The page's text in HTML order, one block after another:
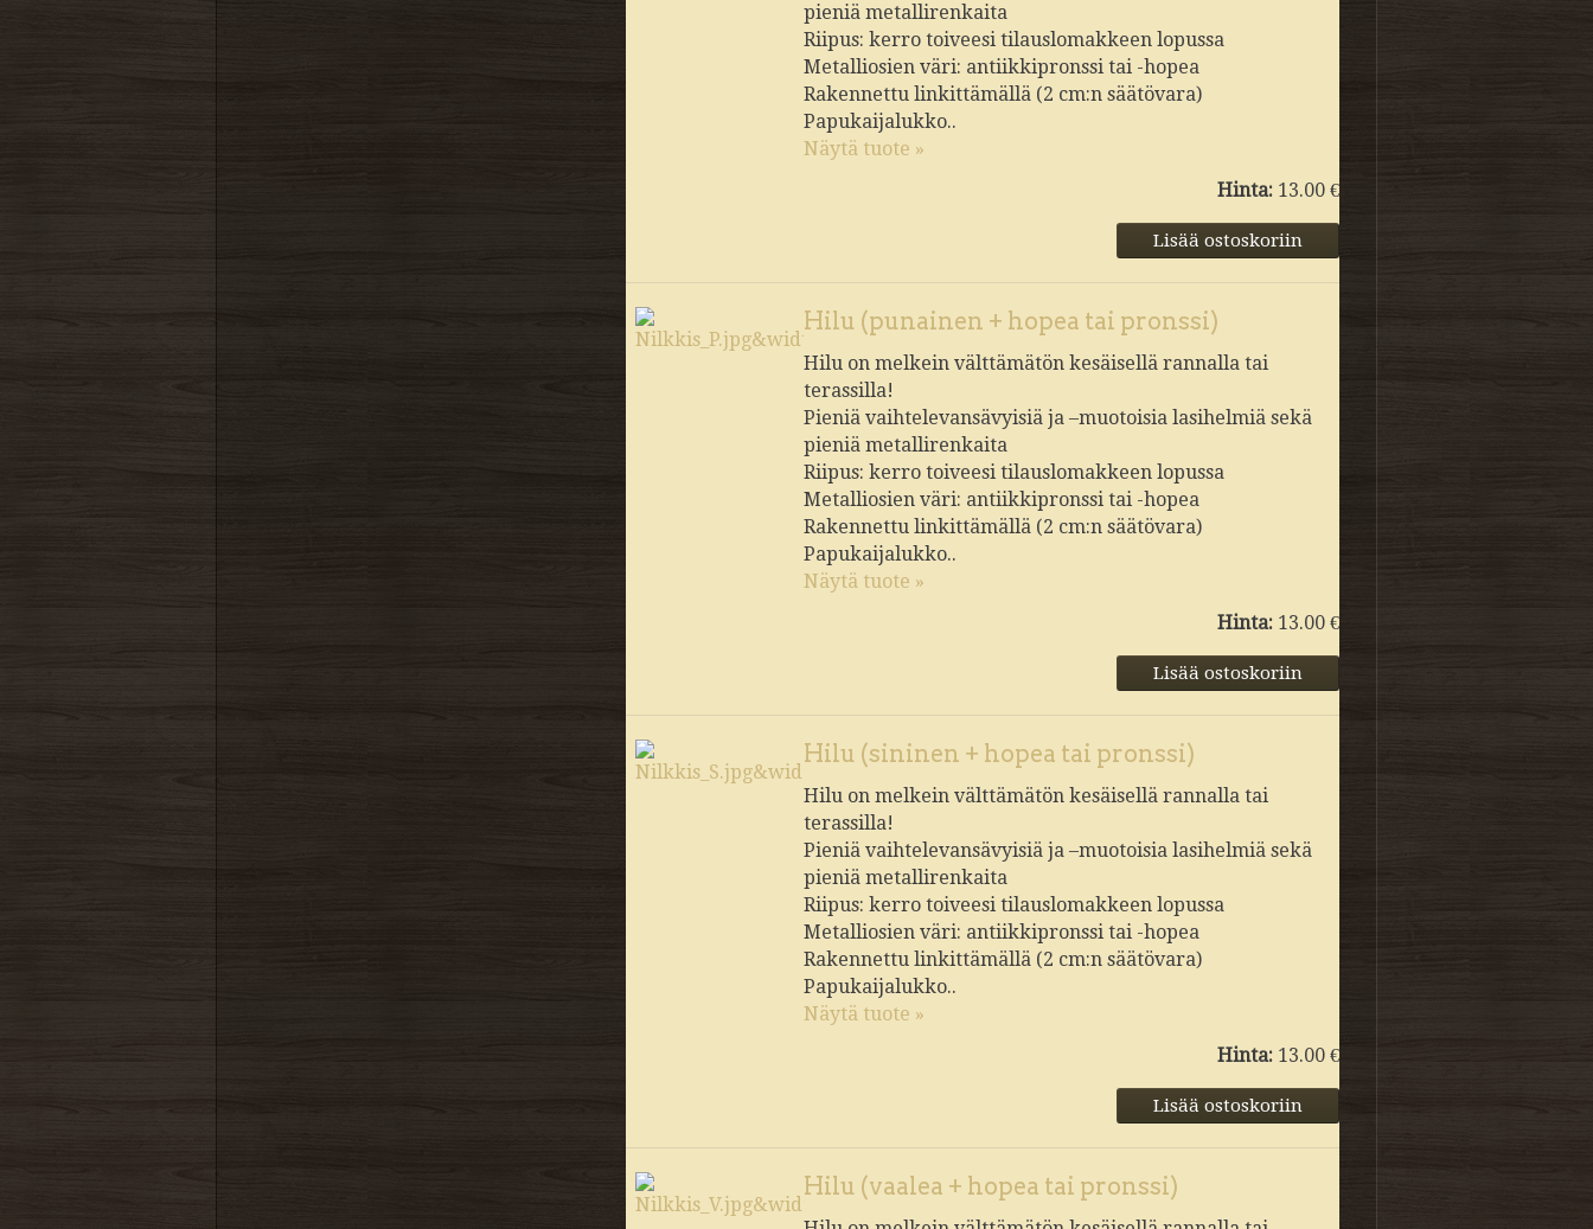
pieniä metallirenkaita
Riipus: kerro toiveesi tilauslomakkeen lopussa
Metalliosien väri: antiikkipronssi tai -hopea
Rakennettu linkittämällä (2 cm:n säätövara)
Papukaijalukko..
Näytä tuote »
Hinta: 13.00 €
Hilu (punainen + hopea tai pronssi)
Hilu on melkein välttämätön kesäisellä rannalla tai
terassilla!
Pieniä vaihtelevansävyisiä ja –muotoisia lasihelmiä sekä
pieniä metallirenkaita
Riipus: kerro toiveesi tilauslomakkeen lopussa
Metalliosien väri: antiikkipronssi tai -hopea
Rakennettu linkittämällä (2 cm:n säätövara)
Papukaijalukko..
Näytä tuote »
Hinta: 13.00 €
Hilu (sininen + hopea tai pronssi)
Hilu on melkein välttämätön kesäisellä rannalla tai
terassilla!
Pieniä vaihtelevansävyisiä ja –muotoisia lasihelmiä sekä
pieniä metallirenkaita
Riipus: kerro toiveesi tilauslomakkeen lopussa
Metalliosien väri: antiikkipronssi tai -hopea
Rakennettu linkittämällä (2 cm:n säätövara)
Papukaijalukko..
Näytä tuote »
Hinta: 13.00 €
Hilu (vaalea + hopea tai pronssi)